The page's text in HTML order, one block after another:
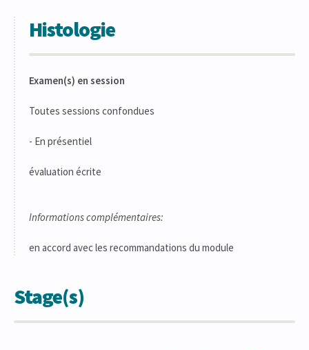
Histologie
Examen(s) en session
Toutes sessions confondues
- En présentiel
évaluation écrite
Informations complémentaires:
en accord avec les recommandations du module
Stage(s)